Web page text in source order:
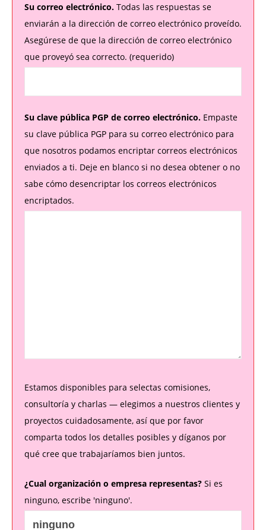
Su correo electrónico. Todas las respuestas se
enviarán a la dirección de correo electrónico proveído.
Asegúrese de que la dirección de correo electrónico
que proveyó sea correcto. (requerido)
Su clave pública PGP de correo electrónico. Empaste
su clave pública PGP para su correo electrónico para
que nosotros podamos encriptar correos electrónicos
enviados a ti. Deje en blanco si no desea obtener o no
sabe cómo desencriptar los correos electrónicos
encriptados.
Estamos disponibles para selectas comisiones,
consultoría y charlas — elegimos a nuestros clientes y
proyectos cuidadosamente, así que por favor
comparta todos los detalles posibles y díganos por
qué cree que trabajaríamos bien juntos.
¿Cual organización o empresa representas? Si es
ninguno, escribe 'ninguno'.